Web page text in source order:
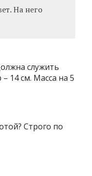
На него
служить
14 см. Масса на 5
Строго по